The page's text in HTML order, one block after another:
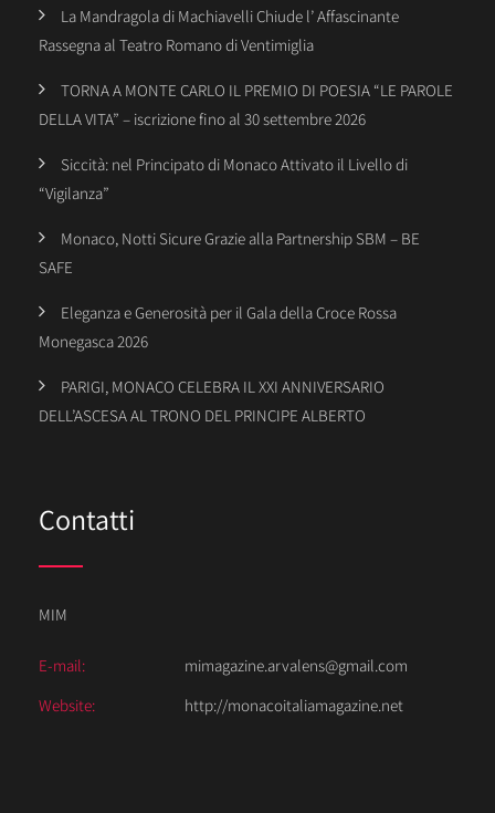
La Mandragola di Machiavelli Chiude l’ Affascinante
Rassegna al Teatro Romano di Ventimiglia
TORNA A MONTE CARLO IL PREMIO DI POESIA “LE PAROLE
DELLA VITA” – iscrizione fino al 30 settembre 2026
Siccità: nel Principato di Monaco Attivato il Livello di
“Vigilanza”
Monaco, Notti Sicure Grazie alla Partnership SBM – BE
SAFE
Eleganza e Generosità per il Gala della Croce Rossa
Monegasca 2026
PARIGI, MONACO CELEBRA IL XXI ANNIVERSARIO
DELL’ASCESA AL TRONO DEL PRINCIPE ALBERTO
Contatti
MIM
E-mail:
mimagazine.arvalens@gmail.com
Website:
http://monacoitaliamagazine.net